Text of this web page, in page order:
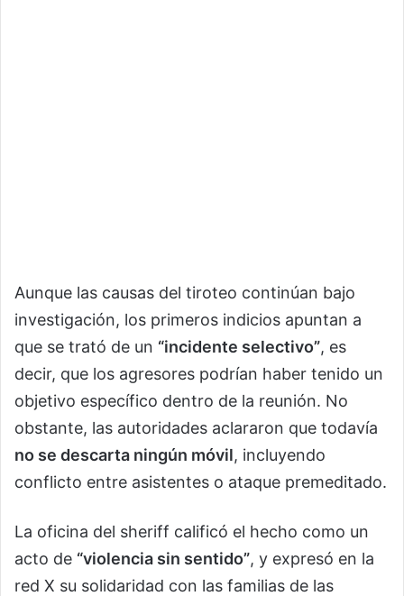
Aunque las causas del tiroteo continúan bajo
investigación, los primeros indicios apuntan a
que se trató de un “incidente selectivo”, es
decir, que los agresores podrían haber tenido un
objetivo específico dentro de la reunión. No
obstante, las autoridades aclararon que todavía
no se descarta ningún móvil, incluyendo
conflicto entre asistentes o ataque premeditado.
La oficina del sheriff calificó el hecho como un
acto de “violencia sin sentido”, y expresó en la
red X su solidaridad con las familias de las